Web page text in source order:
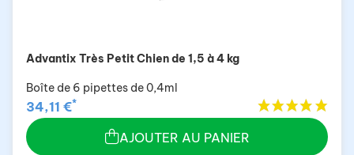
Advantix Très Petit Chien de 1,5 à 4 kg
Boîte de 6 pipettes de 0,4ml
34,11 €*
AJOUTER AU PANIER